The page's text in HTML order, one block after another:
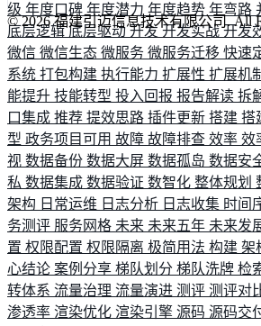
级 年度口碑 年度潜力 年度趋势 年弯路
底层逻辑底层驱动开发开发实战开发
微信 微信生态 微服务 微服务迁移 快速
系统 打包构建 执行能力 扩展性 扩展机
能提升 技能转型 投入回报 报告解读 拆
口集成 推荐 提效思路 插件更新 搭建 搭
型 政务项目可用 故障 故障排查 效率 效
视 数据备份 数据大屏 数据孤岛 数据安
私 数据集成 数据验证 数智化 整体规划
架构 日常运维 日志分析 日志收集 时间
务测评 服务网格 未来 未来五年 未来发
置 权限配置 权限隔离 极简用法 构建 架
心结论 案例分享 梯队划分 梯队洗牌 检
转体系 流量治理 流量演进 测评 测评对
渗透率 渲染优化 渲染引擎 源码 源码交
©2026福建引迈信息技术有限公司. All